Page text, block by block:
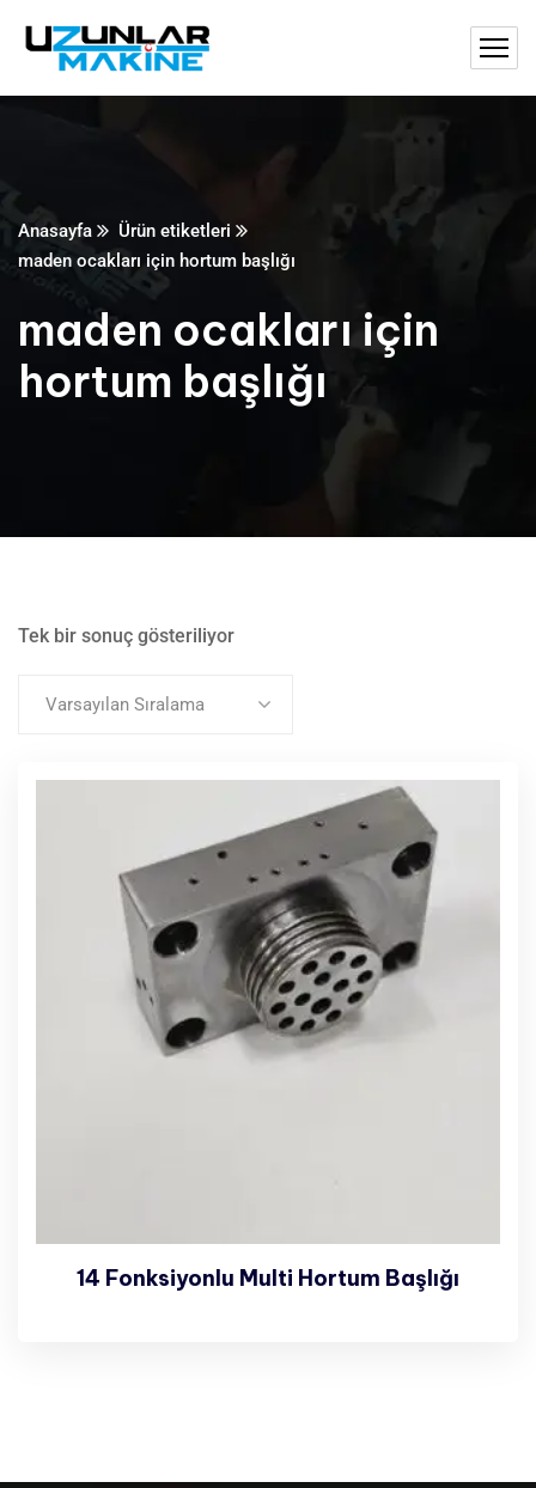
Anasayfa
Ürün etiketleri
maden ocakları için hortum başlığı
maden ocakları için
hortum başlığı
Tek bir sonuç gösteriliyor
Varsayılan Sıralama
14 Fonksiyonlu Multi Hortum Başlığı